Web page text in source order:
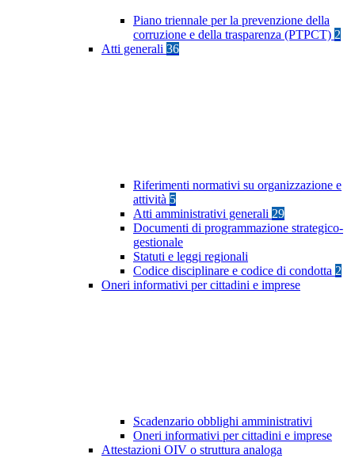
Piano triennale per la prevenzione della
corruzione e della trasparenza (PTPCT) 2
Atti generali 36
Riferimenti normativi su organizzazione e
attività 5
Atti amministrativi generali 29
Documenti di programmazione strategico-
gestionale
Statuti e leggi regionali
Codice disciplinare e codice di condotta 2
Oneri informativi per cittadini e imprese
Scadenzario obblighi amministrativi
Oneri informativi per cittadini e imprese
Attestazioni OIV o struttura analoga